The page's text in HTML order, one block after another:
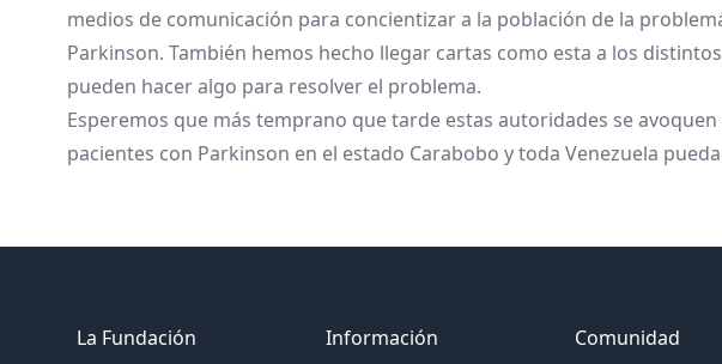
medios de comunicación para concientizar a la población de la
Parkinson. También hemos hecho llegar cartas como esta a los
pueden hacer algo para resolver el problema.
Esperemos que más temprano que tarde estas autoridades se
pacientes con Parkinson en el estado Carabobo y toda Venezuela
La Fundación Información Comunidad